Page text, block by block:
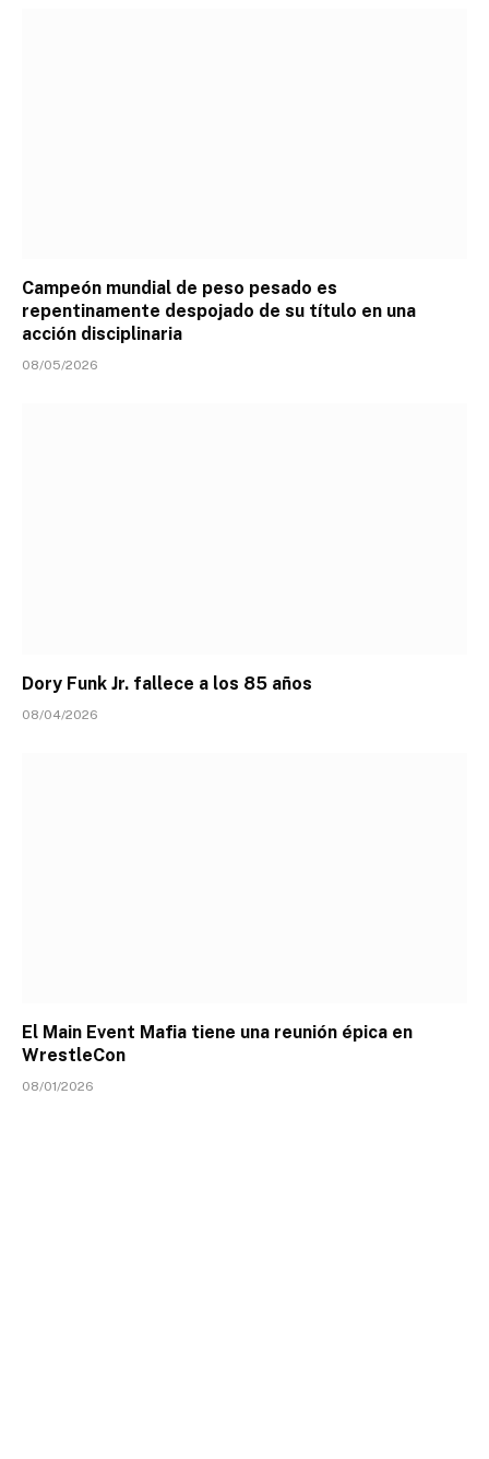
Campeón mundial de peso pesado es
repentinamente despojado de su título en una
acción disciplinaria
08/05/2026
Dory Funk Jr. fallece a los 85 años
08/04/2026
El Main Event Mafia tiene una reunión épica en
WrestleCon
08/01/2026